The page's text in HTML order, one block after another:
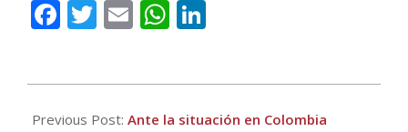
Facebook
Twitter
EmailWhatsApp
05-
Previous Post: Ante la situación en Colombia